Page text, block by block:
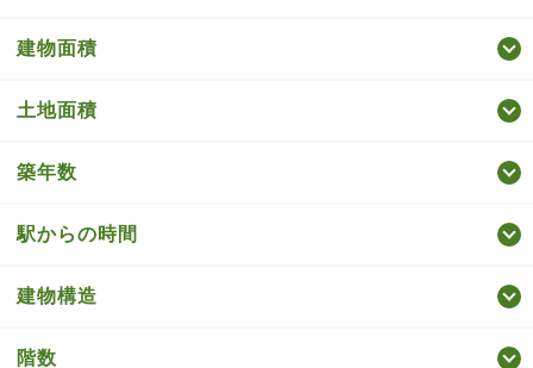
建物面積
土地面積
築年数
駅からの時間
建物構造
階数